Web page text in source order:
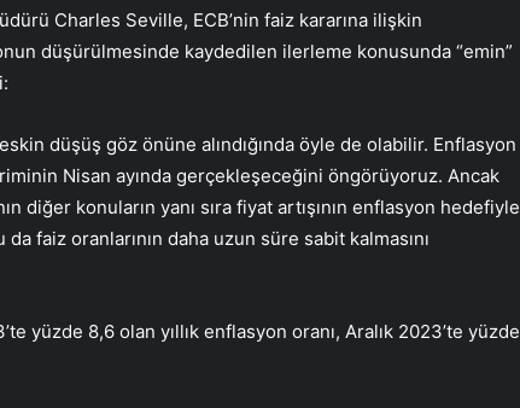
Charles Seville, ECB’nin faiz kararına ilişkin
düşürülmesinde kaydedilen ilerleme konusunda “emin”
düşüş göz önüne alındığında öyle de olabilir. Enflasyon
Nisan ayında gerçekleşeceğini öngörüyoruz. Ancak
diğer konuların yanı sıra fiyat artışının enflasyon hedefiyle
faiz oranlarının daha uzun süre sabit kalmasını
yüzde 8,6 olan yıllık enflasyon oranı, Aralık 2023’te yüzde